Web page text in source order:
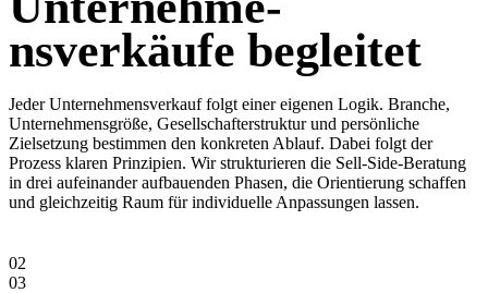
nsverkäufe begleitet
Jeder Unternehmensverkauf folgt einer eigenen Logik. Branche,
Unternehmensgröße, Gesellschafterstruktur und persönliche
Zielsetzung bestimmen den konkreten Ablauf. Dabei folgt der
Prozess klaren Prinzipien. Wir strukturieren die Sell-Side-Beratung
in drei aufeinander aufbauenden Phasen, die Orientierung schaffen
und gleichzeitig Raum für individuelle Anpassungen lassen.
02
03